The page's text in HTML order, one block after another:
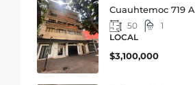
Cuauhtemoc 719 A
50
1
LOCAL
$3,100,000